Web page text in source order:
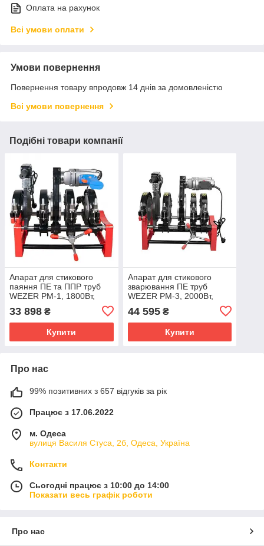
Оплата на рахунок
Всі умови оплати
Умови повернення
Повернення товару впродовж 14 днів за домовленістю
Всі умови повернення
Подібні товари компанії
Апарат для стикового
паяння ПЕ та ППР труб
WEZER РМ-1, 1800Вт,
33 898 ₴
Купити
Апарат для стикового
зварювання ПЕ труб
WEZER РМ-3, 2000Вт,
44 595₴
Купити
Про нас
99% позитивних з 657 відгуків за рік
Працює з 17.06.2022
м. Одеса
вулиця Василя Стуса, 2б, Одеса, Україна
Контакти
Сьогодні працює з 10:00 до 14:00
Показати весь графік роботи
Про нас